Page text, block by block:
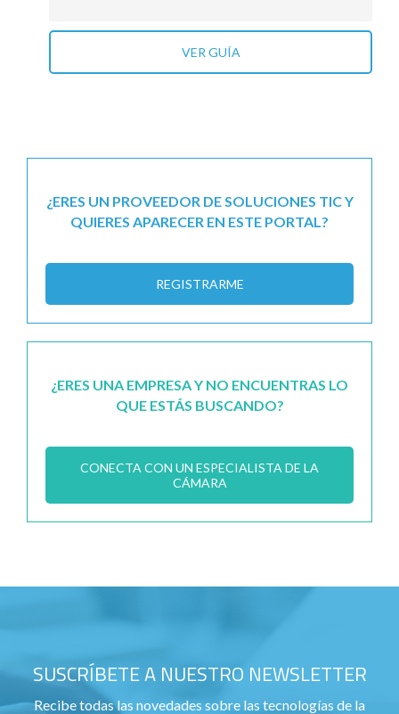
VER GUÍA
¿ERES UN PROVEEDOR DE SOLUCIONES TIC Y
QUIERES APARECER EN ESTE PORTAL?
REGISTRARME
¿ERES UNA EMPRESA Y NO ENCUENTRAS LO
QUE ESTÁS BUSCANDO?
CONECTA CON UN ESPECIALISTA DE LA
CÁMARA
SUSCRÍBETE A NUESTRO NEWSLETTER
Recibe todas las novedades sobre las tecnologías de la